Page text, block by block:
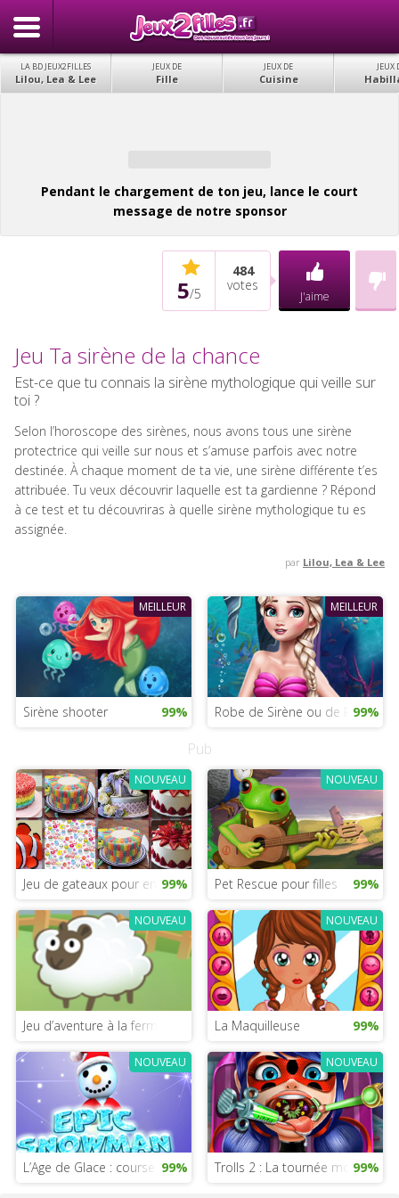
LA BD JEUX2FILLES
Lilou, Lea & Lee
JEUX DE
Fille
JEUX DE
Cuisine
JEUX
Pendant le chargement de ton jeu, lance le court
message de notre sponsor
5/5
484
votes
J'aime
Jeu Ta sirène de la chance
Est-ce que tu connais la sirène mythologique qui veille sur
toi ?
Selon l’horoscope des sirènes, nous avons tous une sirène
protectrice qui veille sur nous et s’amuse parfois avec notre
destinée. À chaque moment de ta vie, une sirène différente t’es
attribuée. Tu veux découvrir laquelle est ta gardienne ? Répond
à ce test et tu découvriras à quelle sirène mythologique tu es
assignée.
par Lilou, Lea & Lee
MEILLEUR
Sirène shooter 99%
MEILLEUR
Robe de Sirène ou de Princesse
99%
Pub
NOUVEAU
Jeu de gateaux pour enfants
99%
NOUVEAU
Pet Rescue pour filles 99%
NOUVEAU
Jeu d’aventure à la ferme des McDonald’s
NOUVEAU
La Maquilleuse 99%
NOUVEAU
L’Age de Glace : course de hauteur
99%
NOUVEAU
Trolls 2 : La tournée mondiale
99%